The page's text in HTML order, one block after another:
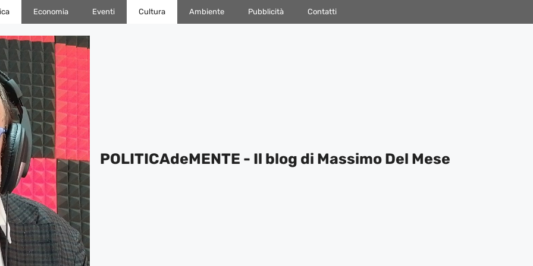
Economia Eventi Cultura Ambiente Pubblicità Contatti
POLITICAdeMENTE - Il blog di Massimo Del Mese